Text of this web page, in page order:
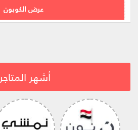
عرض الكوبون
أشهر المتاجر